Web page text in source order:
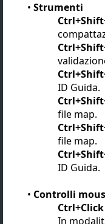
Strumenti
ID Guida.
file map.
file map.
ID Guida.
Controlli
Ctrl+Click
In